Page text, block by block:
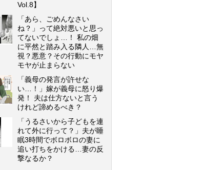
Vol.8】
「あら、ごめんなさい
ね？」って絶対悪いと思っ
てないでしょ…！ 私の畑
に平然と踏み入る隣人…無
視？悪意？その行動にモヤ
モヤが止まらない
「義母の発言が許せな
い…！」嫁が義母に怒り爆
発！ 夫は仕方ないと言う
けれど諦めるべき？
「うるさいから子どもを連
れて外に行って？」夫が睡
眠3時間でボロボロの妻に
追い打ちをかける…妻の反
撃なるか？